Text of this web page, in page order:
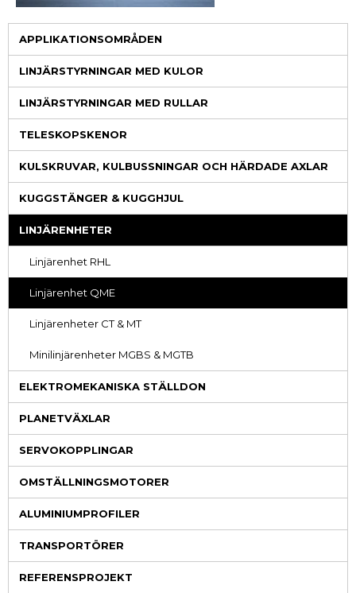
APPLIKATIONSOMRÅDEN
LINJÄRSTYRNINGAR MED KULOR
LINJÄRSTYRNINGAR MED RULLAR
TELESKOPSKENOR
KULSKRUVAR, KULBUSSNINGAR OCH HÄRDADE AXLAR
KUGGSTÄNGER & KUGGHJUL
LINJÄRENHETER
Linjärenhet RHL
Linjärenhet QME
Linjärenheter CT & MT
Minilinjärenheter MGBS & MGTB
ELEKTROMEKANISKA STÄLLDON
PLANETVÄXLAR
SERVOKOPPLINGAR
OMSTÄLLNINGSMOTORER
ALUMINIUMPROFILER
TRANSPORTÖRER
REFERENSPROJEKT